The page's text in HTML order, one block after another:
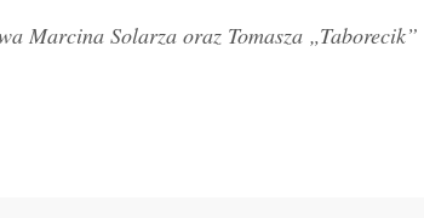
Marcina Solarza oraz Tomasza „Taborecik”